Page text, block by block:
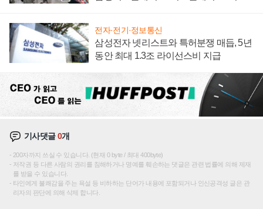
전자·전기·정보통신
삼성전자 넷리스트와 특허분쟁 매듭, 5년
동안 최대 1.3조 라이선스비 지급
기사댓글0개
200자까지 쓰실 수 있습니다. (현재 0 byte / 최대 400byte)
저작권 등 다른 사람의 권리를 침해하거나 명예를 훼손하는 댓글은 관련 법률에 의해 제재
를 받을 수 있습니다.
타인에게 불쾌감을 주는 욕설 등 비하하는 단어가 내용에 포함되거나 인신공격성 글은 관
리자의 판단에 의해 삭제 합니다.